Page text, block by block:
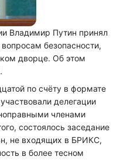
Владимир Путин принял
безопасности,
дворце. Об этом
по счёту в формате
делегации
членами
состоялось заседание
не входящих в БРИКС,
в более тесном